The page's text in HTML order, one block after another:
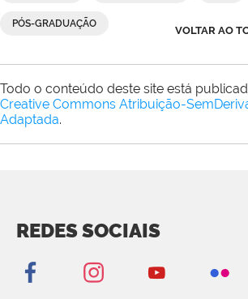
PÓS-GRADUAÇÃO
VOLTAR AO
Todo o conteúdo deste site está
Creative Commons Atribuição-
Adaptada.
REDES SOCIAIS